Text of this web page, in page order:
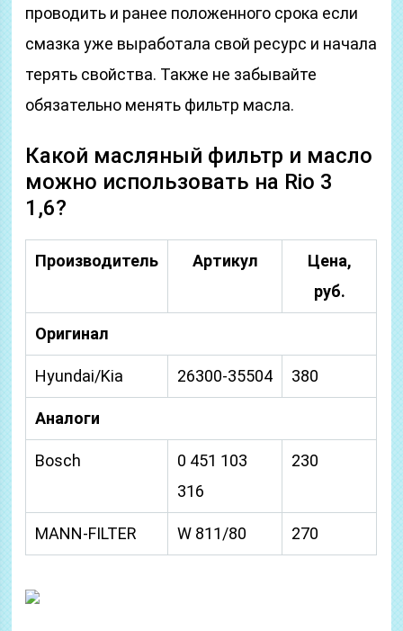
проводить и ранее положенного срока если
смазка уже выработала свой ресурс и начала
терять свойства. Также не забывайте
обязательно менять фильтр масла.
Какой масляный фильтр и масло
можно использовать на Rio 3
1,6?
Производитель Артикул
Цена,
руб.
Оригинал
Hyundai/Kia 26300-35504 380
Аналоги
Bosch
0 451 103
316
230
MANN-FILTER W 811/80 270